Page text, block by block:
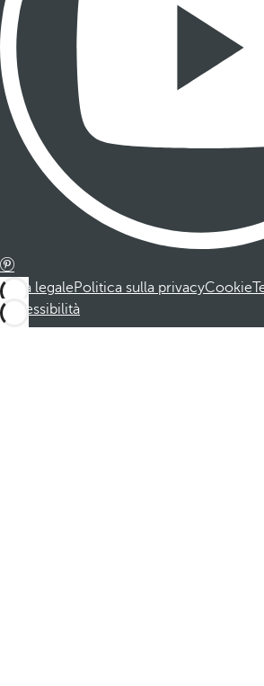
Nota legalePolitica sulla privacyCookie
Accessibilità